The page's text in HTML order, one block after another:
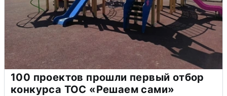
100 проектов прошли первый отбор
конкурса ТОС «Решаем сами»